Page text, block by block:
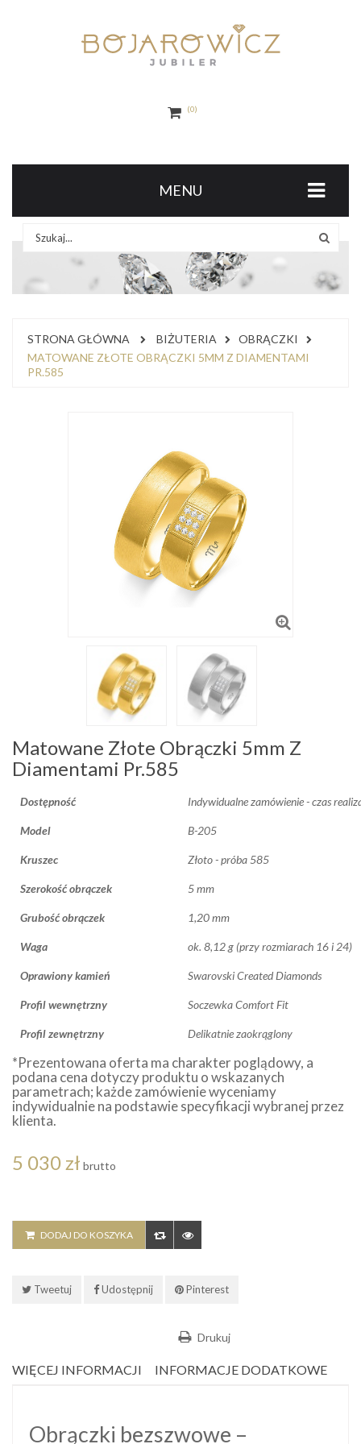
0
MENU
STRONA GŁÓWNA BIŻUTERIA
OBRĄCZKI
MATOWANE ZŁOTE OBRĄCZKI 5MM Z DIAMENTAMI
PR.585
Matowane Złote Obrączki 5mm Z
Diamentami Pr.585
Dostępność Indywidualne zamówienie - czas
Model B-205
Kruszec Złoto - próba 585
Szerokość obrączek 5 mm
Grubość obrączek 1,20 mm
Waga ok. 8,12 g (przy rozmiarach 16 i 24)
Oprawiony kamień Swarovski Created Diamonds
Profil wewnętrzny Soczewka Comfort Fit
Profil zewnętrzny Delikatnie zaokrąglony
*Prezentowana oferta ma charakter poglądowy, a
podana cena dotyczy produktu o wskazanych
parametrach; każde zamówienie wyceniamy
indywidualnie na podstawie specyfikacji wybranej przez
klienta.
5 030 zł brutto
DODAJ DO KOSZYKA
Tweetuj Udostępnij Pinterest
Drukuj
WIĘCEJ INFORMACJI INFORMACJE DODATKOWE
Obrączki bezszwowe –